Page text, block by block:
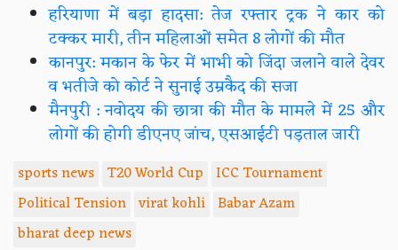
हरियाणा में बड़ा हादसा: तेज रफ्तार ट्रक ने कार को
टक्कर मारी, तीन महिलाओं समेत 8 लोगों की मौत
कानपुर: मकान के फेर में भाभी को जिंदा जलाने वाले देवर
व भतीजे को कोर्ट ने सुनाई उम्रकैद की सजा
मैनपुरी : नवोदय की छात्रा की मौत के मामले में 25 और
लोगों की होगी डीएनए जांच, एसआईटी पड़ताल जारी
sports news T20 World Cup ICC Tournament
Political Tension virat kohli Babar Azam
bharat deep news